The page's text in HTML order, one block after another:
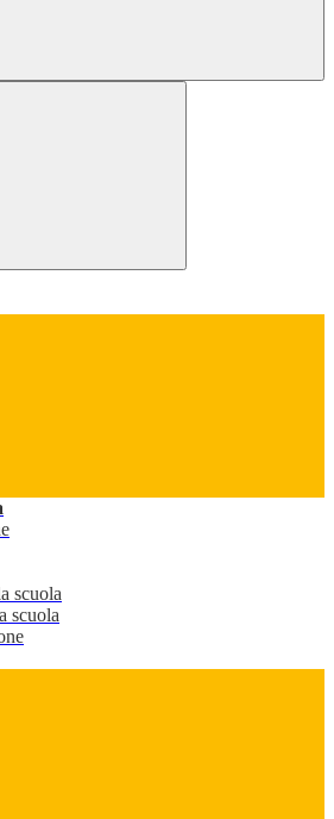
scuola
scuola